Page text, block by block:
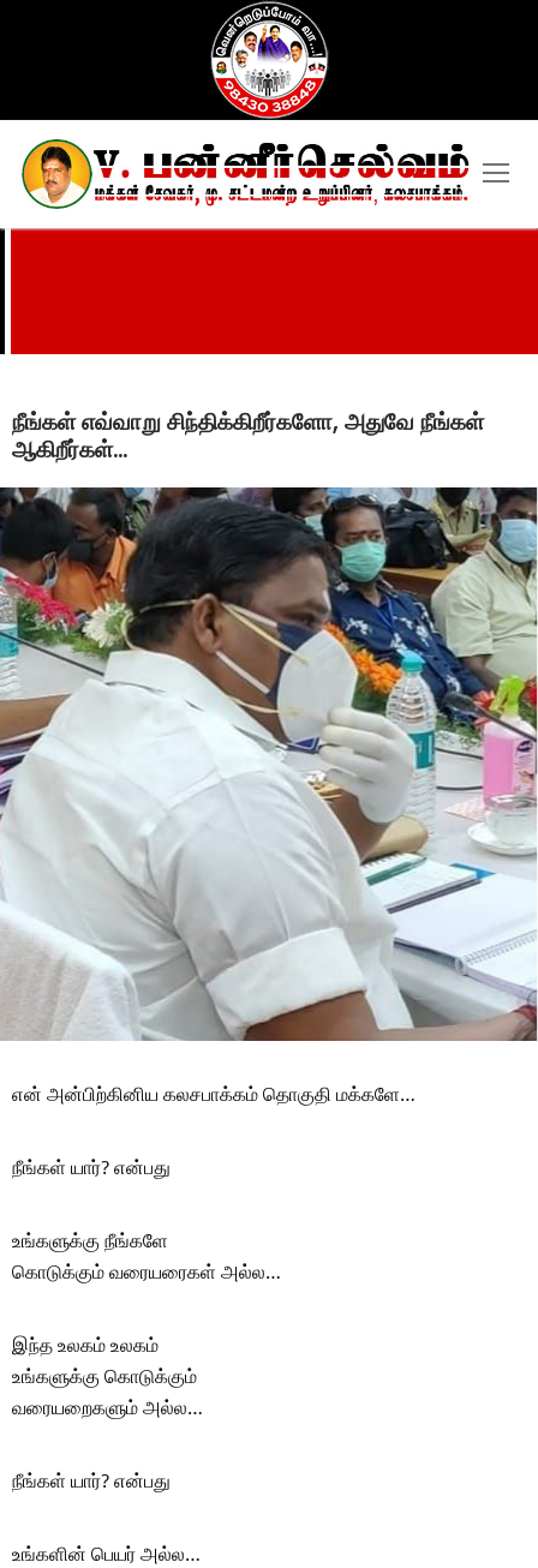
நீங்கள் எவ்வாறு சிந்திக்கிறீர்களோ, அதுவே நீங்கள்
ஆகிறீர்கள்…
என் அன்பிற்கினிய கலசபாக்கம் தொகுதி மக்களே…
நீங்கள் யார்? என்பது
உங்களுக்கு நீங்களே
கொடுக்கும் வரையரைகள் அல்ல…
இந்த உலகம் உலகம்
உங்களுக்கு கொடுக்கும்
வரையறைகளும் அல்ல…
நீங்கள் யார்? என்பது
உங்களின் பெயர் அல்ல…